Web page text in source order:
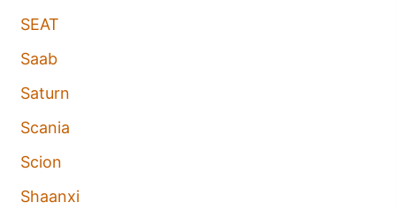
SEAT
Saab
Saturn
Scania
Scion
Shaanxi